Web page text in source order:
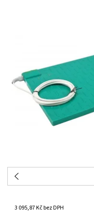
3 095,87 Kč bez DPH